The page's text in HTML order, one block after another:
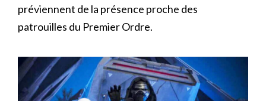
préviennent de la présence proche des
patrouilles du Premier Ordre.